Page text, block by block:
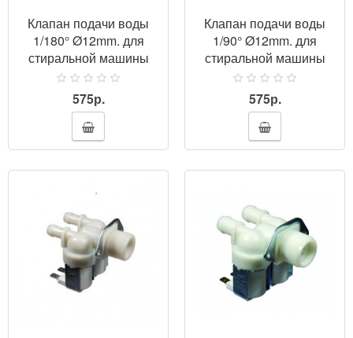
Клапан подачи воды
1/180° Ø12mm. для
стиральной машины
(универсальный)
575р.
Клапан подачи воды
1/90° Ø12mm. для
стиральной машины
(универсальный)
575р.